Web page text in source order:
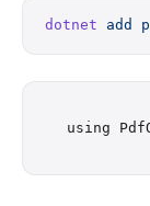
dotnet add